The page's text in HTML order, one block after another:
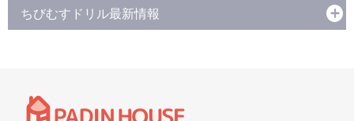
ちびむすドリル最新情報